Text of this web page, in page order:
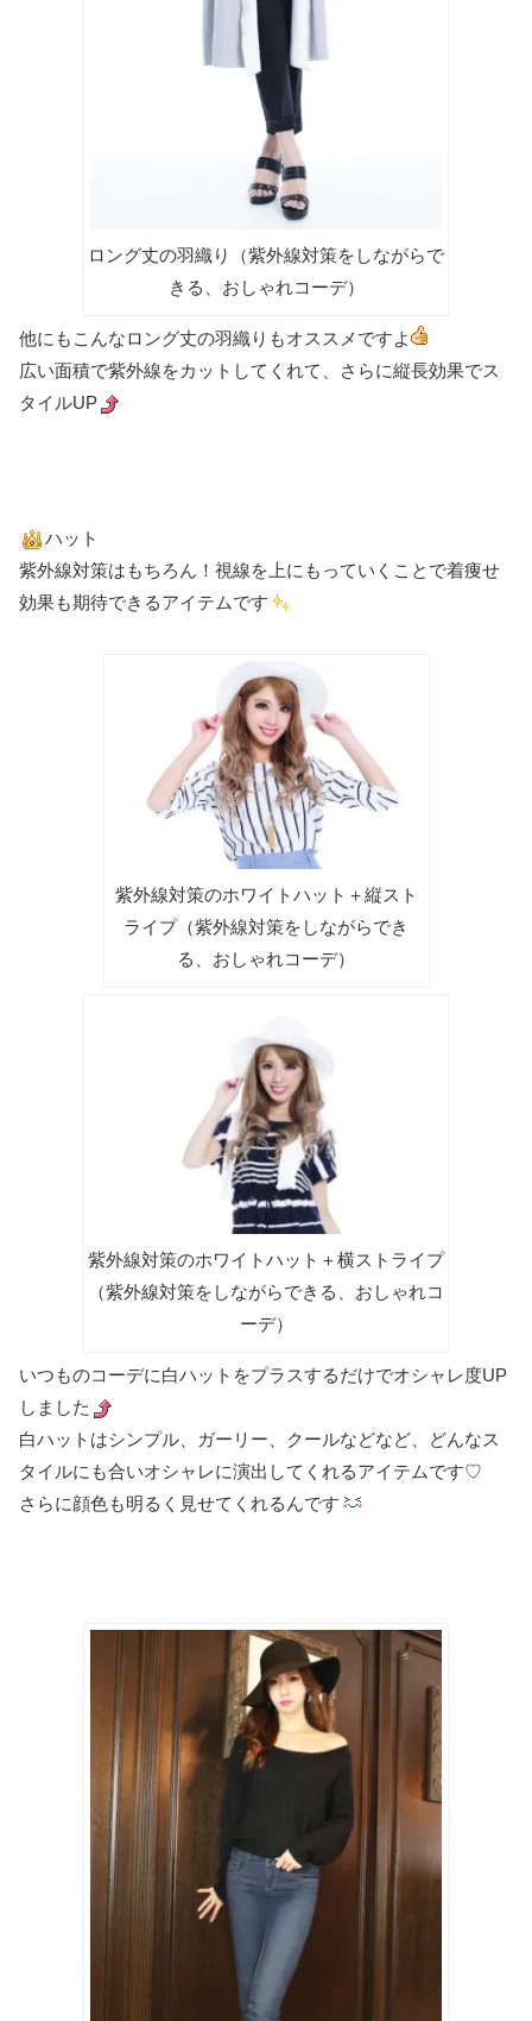
ロング丈の羽織り（紫外線対策をしながらで
きる、おしゃれコーデ）
他にもこんなロング丈の羽織りもオススメですよ
広い面積で紫外線をカットしてくれて、さらに縦長効果でス
タイルUP
ハット
紫外線対策はもちろん！視線を上にもっていくことで着痩せ
効果も期待できるアイテムです
紫外線対策のホワイトハット＋縦スト
ライプ（紫外線対策をしながらでき
る、おしゃれコーデ）
紫外線対策のホワイトハット＋横ストライプ
（紫外線対策をしながらできる、おしゃれコ
ーデ）
いつものコーデに白ハットをプラスするだけでオシャレ度UP
しました
白ハットはシンプル、ガーリー、クールなどなど、どんなス
タイルにも合いオシャレに演出してくれるアイテムです♡
さらに顔色も明るく見せてくれるんです